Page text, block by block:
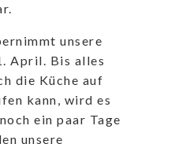
unsere
April. Bis alles
die Küche auf
kann, wird es
ein paar Tage
unsere